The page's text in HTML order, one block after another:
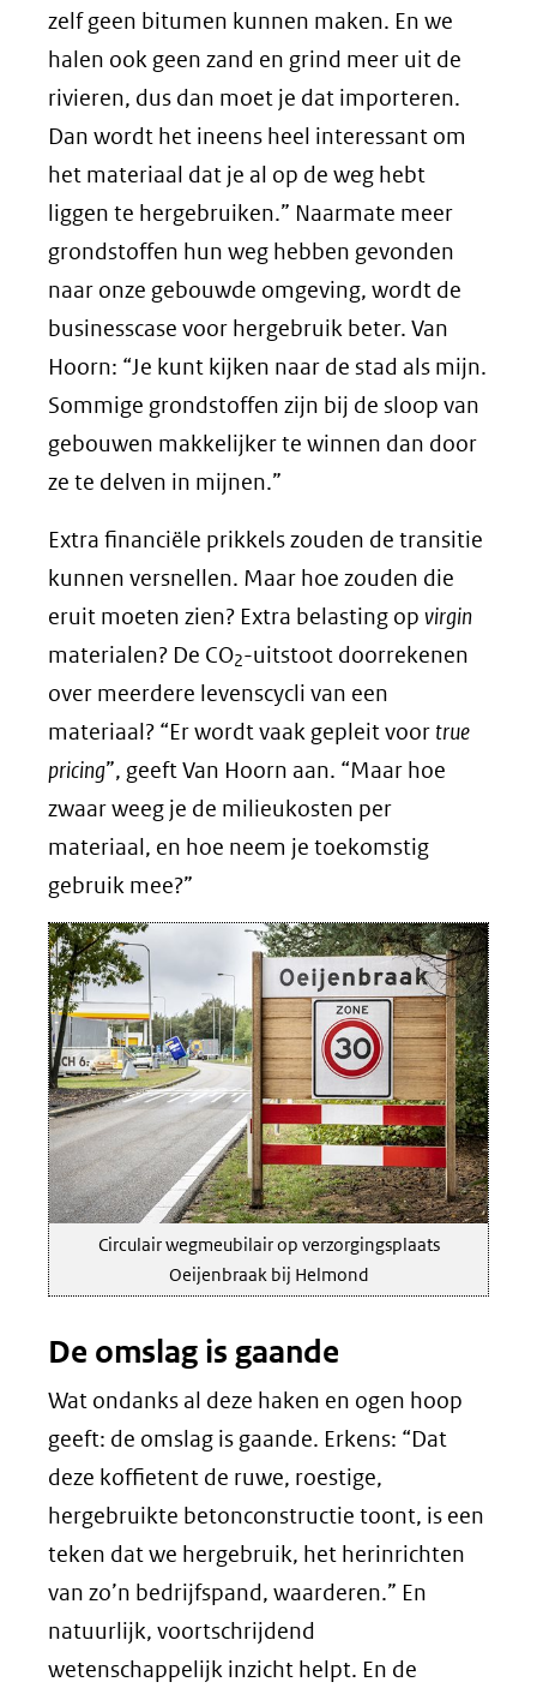
zelf geen bitumen kunnen maken. En we
halen ook geen zand en grind meer uit de
rivieren, dus dan moet je dat importeren.
Dan wordt het ineens heel interessant om
het materiaal dat je al op de weg hebt
liggen te hergebruiken.” Naarmate meer
grondstoffen hun weg hebben gevonden
naar onze gebouwde omgeving, wordt de
businesscase voor hergebruik beter. Van
Hoorn: “Je kunt kijken naar de stad als mijn.
Sommige grondstoffen zijn bij de sloop van
gebouwen makkelijker te winnen dan door
ze te delven in mijnen.”
Extra financiële prikkels zouden de transitie
kunnen versnellen. Maar hoe zouden die
eruit moeten zien? Extra belasting op virgin
materialen? De CO2-uitstoot doorrekenen
over meerdere levenscycli van een
materiaal? “Er wordt vaak gepleit voor true
pricing”, geeft Van Hoorn aan. “Maar hoe
zwaar weeg je de milieukosten per
materiaal, en hoe neem je toekomstig
gebruik mee?”
Circulair wegmeubilair op verzorgingsplaats
Oeijenbraak bij Helmond
De omslag is gaande
Wat ondanks al deze haken en ogen hoop
geeft: de omslag is gaande. Erkens: “Dat
deze koffietent de ruwe, roestige,
hergebruikte betonconstructie toont, is een
teken dat we hergebruik, het herinrichten
van zo’n bedrijfspand, waarderen.” En
natuurlijk, voortschrijdend
wetenschappelijk inzicht helpt. En de